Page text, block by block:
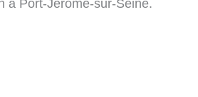
à Port-Jérôme-sur-Seine.